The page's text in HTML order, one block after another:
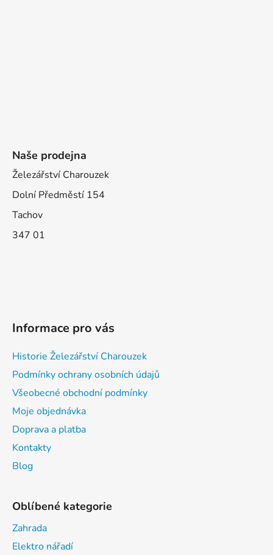
Naše prodejna
Železářství Charouzek
Dolní Předměstí 154
Tachov
347 01
Informace pro vás
Historie Železářství Charouzek
Podmínky ochrany osobních údajů
Všeobecné obchodní podmínky
Moje objednávka
Doprava a platba
Kontakty
Blog
Oblíbené kategorie
Zahrada
Elektro nářadí